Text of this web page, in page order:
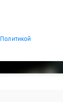
Политикой